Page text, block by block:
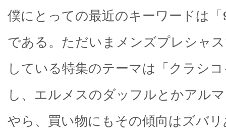
僕にとっての最近のキーワードは
である。ただいまメンズプレシャ
している特集のテーマは「クラシ
し、エルメスのダッフルとかアル
やら、買い物にもその傾向はズバ